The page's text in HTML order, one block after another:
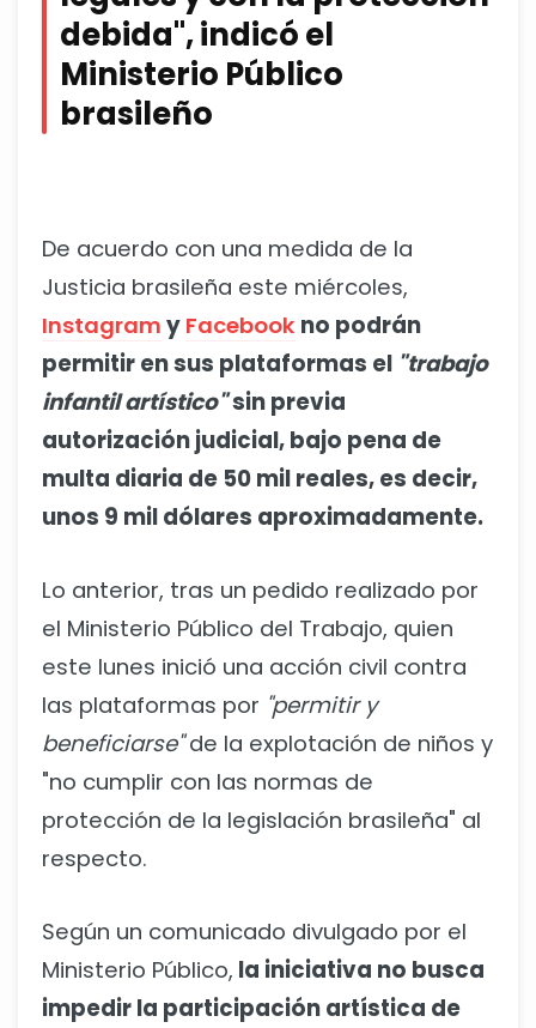
debida", indicó el
Ministerio Público
brasileño
De acuerdo con una medida de la
Justicia brasileña este miércoles,
Instagram y Facebook no podrán
permitir en sus plataformas el "trabajo
infantil artístico"sin previa
autorización judicial, bajo pena de
multa diaria de 50 mil reales, es decir,
unos 9 mil dólares aproximadamente.
Lo anterior, tras un pedido realizado por
el Ministerio Público del Trabajo, quien
este lunes inició una acción civil contra
las plataformas por "permitir y
beneficiarse"de la explotación de niños y
"no cumplir con las normas de
protección de la legislación brasileña" al
respecto.
Según un comunicado divulgado por el
Ministerio Público, la iniciativa no busca
impedir la participación artística de